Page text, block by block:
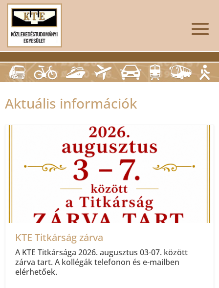
Aktuális információk
KTE Titkárság zárva
A KTE Titkársága 2026. augusztus 03-07. között
zárva tart. A kollégák telefonon és e-mailben
elérhetőek.